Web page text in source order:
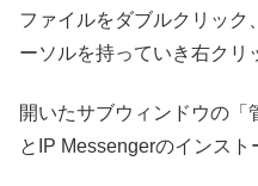
ファイルをダブルクリック
ーソルを持っていき右クリ
開いたサブウィンドウの「
とIP Messengerのインスト